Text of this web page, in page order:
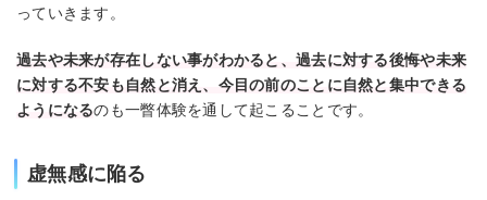
っていきます。
過去や未来が存在しない事がわかると、過去に対する後悔や未来
に対する不安も自然と消え、今目の前のことに自然と集中できる
ようになるのも一瞥体験を通して起こることです。
虚無感に陥る